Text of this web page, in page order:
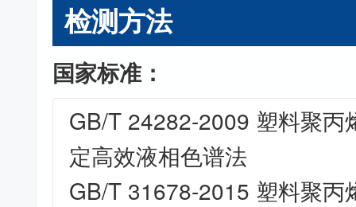
检测方法
国家标准：
GB/T 24282-2009 塑料聚丙
定高效液相色谱法
GB/T 31678-2015 塑料聚丙